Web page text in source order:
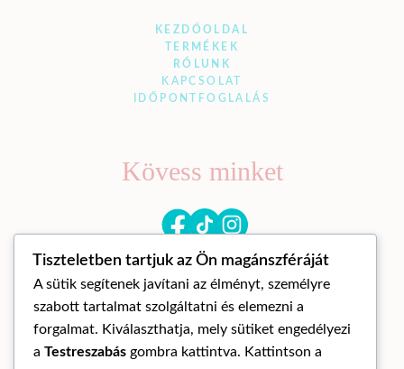
KEZDŐOLDAL
TERMÉKEK
RÓLUNK
KAPCSOLAT
IDŐPONTFOGLALÁS
Kövess minket
© Mandora mandala 2026
Tiszteletben tartjuk az Ön magánszféráját
A sütik segítenek javítani az élményt, személyre
szabott tartalmat szolgáltatni és elemezni a
forgalmat. Kiválaszthatja, mely sütiket engedélyezi
a Testreszabás gombra kattintva. Kattintson a